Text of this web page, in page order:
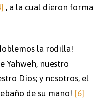
, a la cual dieron forma
la rodilla!
Yahweh, nuestro
Dios; y nosotros, el
de su mano! [6]